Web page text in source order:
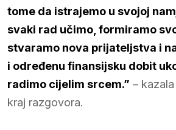
tome da istrajemo u svojoj
svaki rad učimo, formiramo
stvaramo nova prijateljstva i
i određenu finansijsku dobit
radimo cijelim srcem.” –
kraj razgovora.